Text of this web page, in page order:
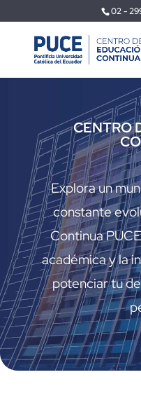
02 -
CENTRO
Explora un
constante
Continua
académica y la
potenciar tu